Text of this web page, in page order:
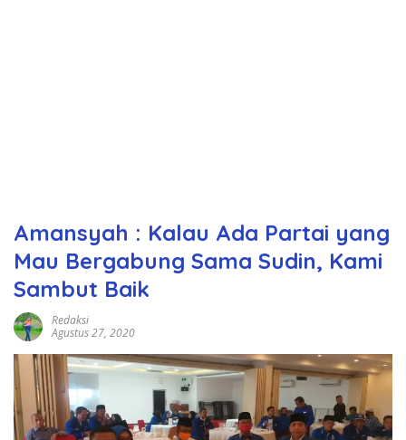
Amansyah : Kalau Ada Partai yang
Mau Bergabung Sama Sudin, Kami
Sambut Baik
Redaksi
Agustus 27, 2020